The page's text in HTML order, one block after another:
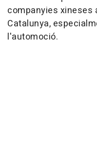
companyies xineses
Catalunya,
l'automoció.